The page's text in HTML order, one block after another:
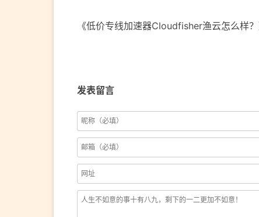
《低价专线加速器Cloudfisher渔云怎么样
发表留言